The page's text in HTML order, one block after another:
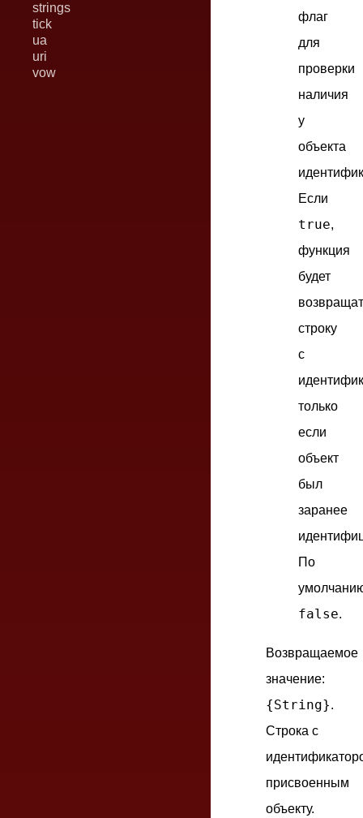
strings
tick
ua
uri
vow
флаг
для
проверки
наличия
у
объекта
Если
true,
функция
будет
строку
с
только
если
объект
был
заранее
По
false.
Возвращаемое
значение:
{String}.
Строка с
присвоенным
объекту.